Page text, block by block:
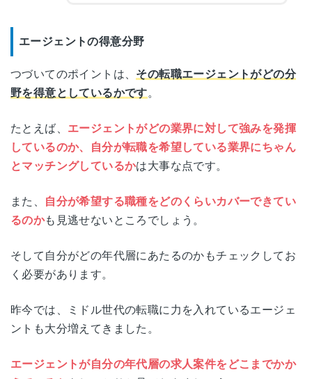
エージェントの得意分野
つづいてのポイントは、 その転職エージェントがどの分
野を得意としているかです。
たとえば、 エージェントがどの業界に対して強みを発揮
しているのか、自分が転職を希望している業界にちゃん
とマッチングしているかは大事な点です。
また、 自分が希望する職種をどのくらいカバーできてい
るのかも見逃せないところでしょう。
そして自分がどの年代層にあたるのかもチェックしてお
く必要があります。
昨今では、ミドル世代の転職に力を入れているエージェ
ントも大分増えてきました。
エージェントが自分の年代層の求人案件をどこまでかか